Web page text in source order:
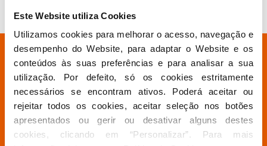
Este Website utiliza Cookies
Utilizamos cookies para melhorar o acesso, navegação e
desempenho do Website, para adaptar o Website e os
conteúdos às suas preferências e para analisar a sua
utilização. Por defeito, só os cookies estritamente
necessários se encontram ativos. Poderá aceitar ou
rejeitar todos os cookies, aceitar seleção nos botões
apresentados ou gerir ou desativar alguns destes
cookies, clicando em “Personalizar”. Para mais
Está à procura de algo específico?
Partido
Grupo Parlamentar